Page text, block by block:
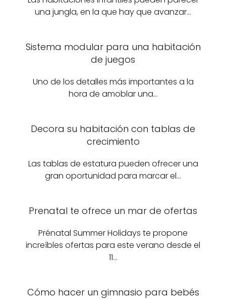
una jungla, en la que hay que avanzar…
Sistema modular para una habitación
de juegos
Uno de los detalles más importantes a la
hora de amoblar una…
Decora su habitación con tablas de
crecimiento
Las tablas de estatura pueden ofrecer una
gran oportunidad para marcar el…
Prenatal te ofrece un mar de ofertas
Prénatal Summer Holidays te propone
increíbles ofertas para este verano desde el
11…
Cómo hacer un gimnasio para bebés